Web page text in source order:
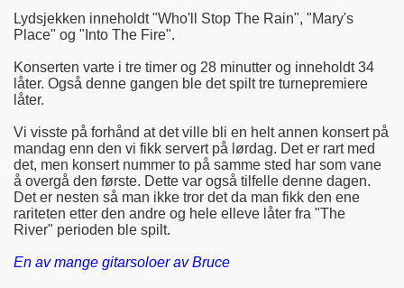
Lydsjekken inneholdt "Who'll Stop The Rain", "Mary's
Place" og "Into The Fire".
Konserten varte i tre timer og 28 minutter og inneholdt 34
låter. Også denne gangen ble det spilt tre turnepremiere
låter.
Vi visste på forhånd at det ville bli en helt annen konsert på
mandag enn den vi fikk servert på lørdag. Det er rart med
det, men konsert nummer to på samme sted har som vane
å overgå den første. Dette var også tilfelle denne dagen.
Det er nesten så man ikke tror det da man fikk den ene
rariteten etter den andre og hele elleve låter fra "The
River" perioden ble spilt.
En av mange gitarsoloer av Bruce